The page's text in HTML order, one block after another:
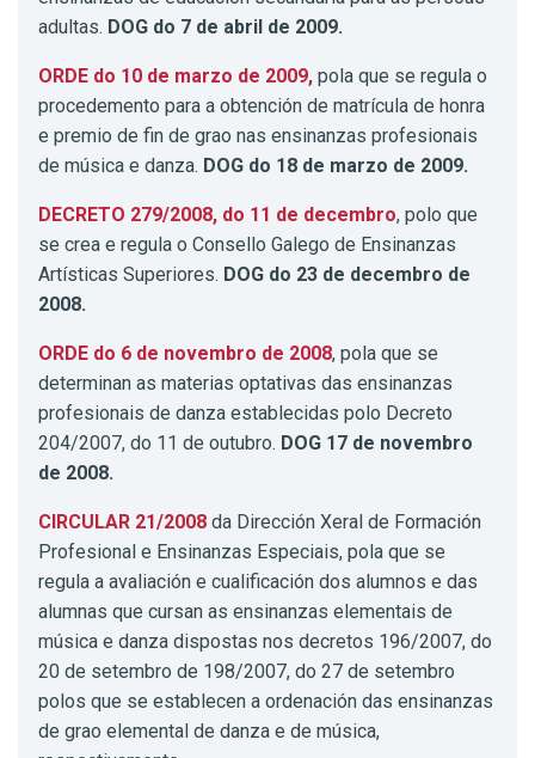
adultas. DOG do 7 de abril de 2009.
ORDE do 10 de marzo de 2009, pola que se regula o
procedemento para a obtención de matrícula de honra
e premio de fin de grao nas ensinanzas profesionais
de música e danza. DOG do 18 de marzo de 2009.
DECRETO 279/2008, do 11 de decembro, polo que
se crea e regula o Consello Galego de Ensinanzas
Artísticas Superiores. DOG do 23 de decembro de
2008.
ORDE do 6 de novembro de 2008, pola que se
determinan as materias optativas das ensinanzas
profesionais de danza establecidas polo Decreto
204/2007, do 11 de outubro. DOG 17 de novembro
de 2008.
CIRCULAR 21/2008 da Dirección Xeral de Formación
Profesional e Ensinanzas Especiais, pola que se
regula a avaliación e cualificación dos alumnos e das
alumnas que cursan as ensinanzas elementais de
música e danza dispostas nos decretos 196/2007, do
20 de setembro de 198/2007, do 27 de setembro
polos que se establecen a ordenación das ensinanzas
de grao elemental de danza e de música,